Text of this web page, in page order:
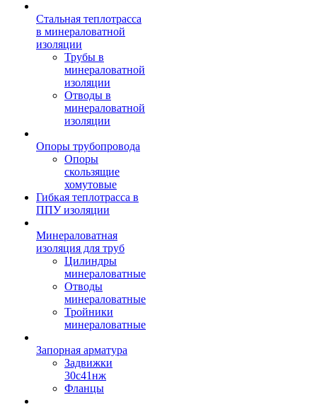
Стальная теплотрасса
в минераловатной
изоляции
Трубы в
минераловатной
изоляции
Отводы в
минераловатной
изоляции
Опоры трубопровода
Опоры
скользящие
хомутовые
Гибкая теплотрасса в
ППУ изоляции
Минераловатная
изоляция для труб
Цилиндры
минераловатные
Отводы
минераловатные
Тройники
минераловатные
Запорная арматура
Задвижки
30с41нж
Фланцы